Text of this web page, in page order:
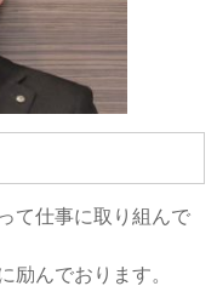
て仕事に取り組んで
励んでおります。